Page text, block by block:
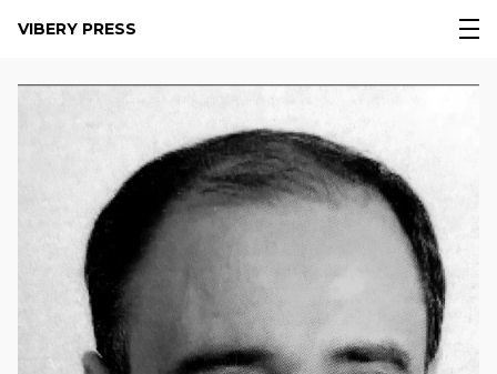
VIBERY PRESS